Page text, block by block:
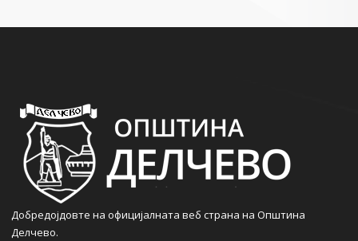
Добредојдовте на официјалната веб страна на Општина
Делчево.